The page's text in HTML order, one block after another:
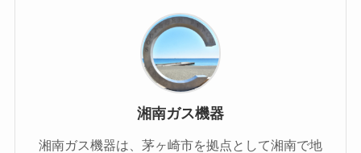
湘南ガス機器
湘南ガス機器は、茅ヶ崎市を拠点として湘南で地